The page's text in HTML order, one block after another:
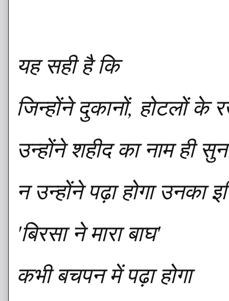
यह सही है कि
जिन्होंने दुकानों, होटलों के
उन्होंने शहीद का नाम ही
न उन्होंने पढ़ा होगा उनका
'बिरसा ने मारा बाघ'
कभी बचपन में पढ़ा होगा